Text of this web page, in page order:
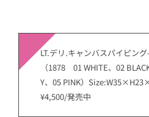
LT.デリ.キャンバスパイピン
（1878 01 WHITE、02
Y、05 PINK）
¥4,500/発売中